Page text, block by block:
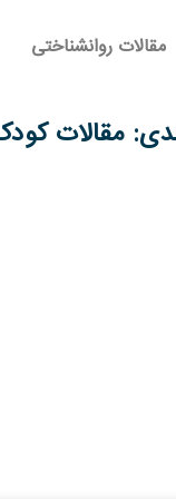
مقالات روانشناختی
مقالات